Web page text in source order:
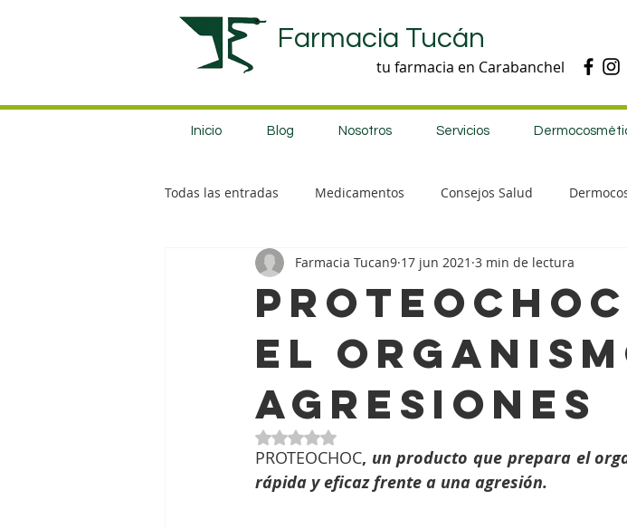
Farmacia Tucán
tu farmacia en Carabanchel
Inicio Blog Nosotros Servicios
Todas las entradas Medicamentos Consejos Salud
Productos nuevos
el
agresiones
Farmacia Tucan9 17 jun 2021 3 min de lectura
Obtuvo NaN de 5 estrellas.
PROTEOCHOC, un producto que prepara el
rápida y eficaz frente a una agresión.